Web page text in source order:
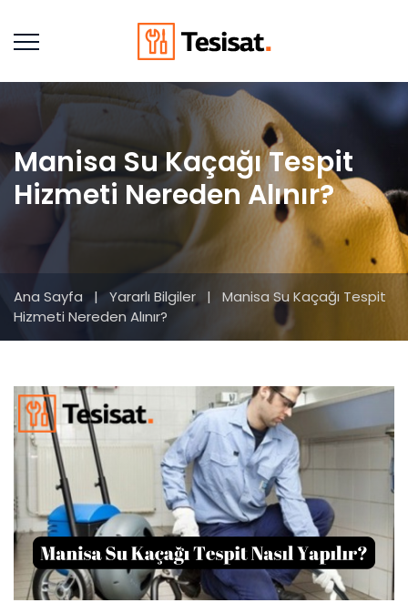
Manisa Su Kaçağı Tespit
Hizmeti Nereden Alınır?
Ana Sayfa | Yararlı Bilgiler |
Manisa Su Kaçağı Tespit
Hizmeti Nereden Alınır?